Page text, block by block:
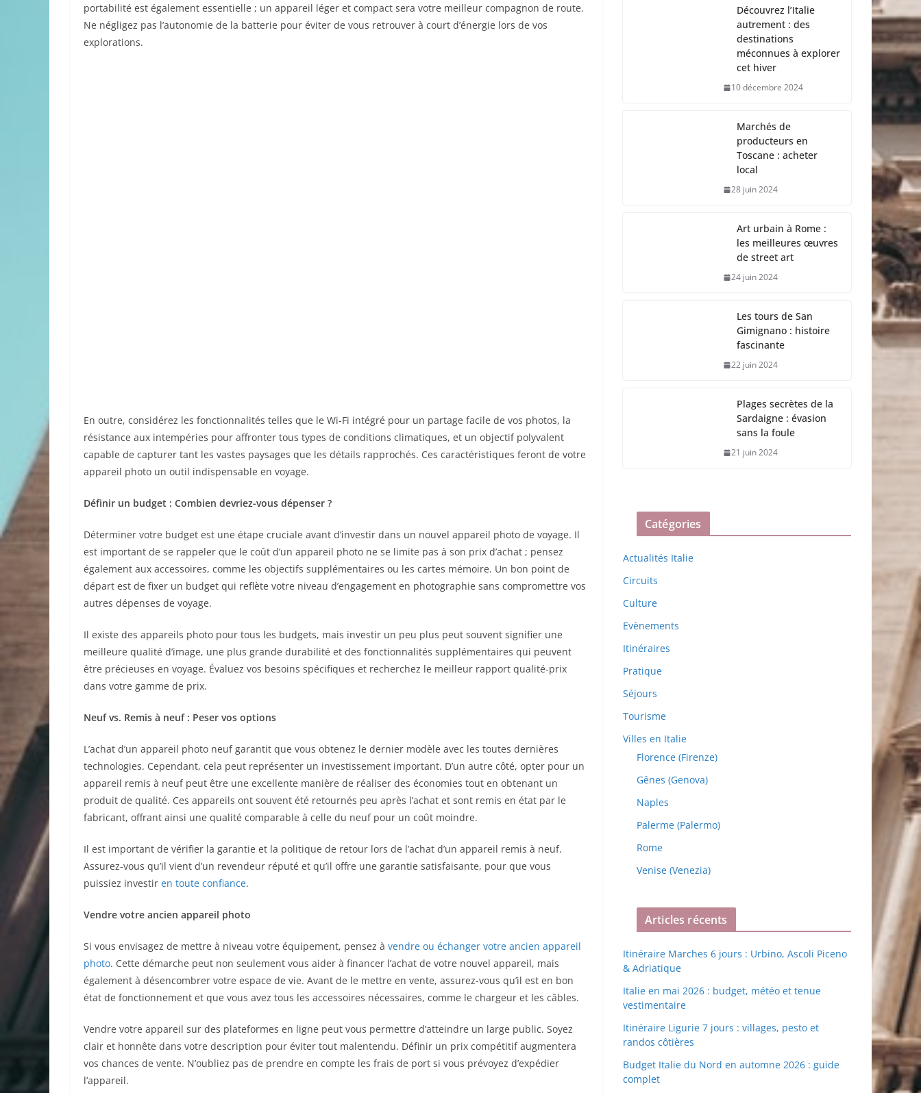
portabilité est également essentielle ; un appareil léger et compact sera votre meilleur compagnon de route.
Ne négligez pas l’autonomie de la batterie pour éviter de vous retrouver à court d’énergie lors de vos
explorations.
En outre, considérez les fonctionnalités telles que le Wi-Fi intégré pour un partage facile de vos photos, la
résistance aux intempéries pour affronter tous types de conditions climatiques, et un objectif polyvalent
capable de capturer tant les vastes paysages que les détails rapprochés. Ces caractéristiques feront de votre
appareil photo un outil indispensable en voyage.
Définir un budget : Combien devriez-vous dépenser ?
Déterminer votre budget est une étape cruciale avant d’investir dans un nouvel appareil photo de voyage. Il
est important de se rappeler que le coût d’un appareil photo ne se limite pas à son prix d’achat ; pensez
également aux accessoires, comme les objectifs supplémentaires ou les cartes mémoire. Un bon point de
départ est de fixer un budget qui reflète votre niveau d’engagement en photographie sans compromettre vos
autres dépenses de voyage.
Il existe des appareils photo pour tous les budgets, mais investir un peu plus peut souvent signifier une
meilleure qualité d’image, une plus grande durabilité et des fonctionnalités supplémentaires qui peuvent
être précieuses en voyage. Évaluez vos besoins spécifiques et recherchez le meilleur rapport qualité-prix
dans votre gamme de prix.
Neuf vs. Remis à neuf : Peser vos options
L’achat d’un appareil photo neuf garantit que vous obtenez le dernier modèle avec les toutes dernières
technologies. Cependant, cela peut représenter un investissement important. D’un autre côté, opter pour un
appareil remis à neuf peut être une excellente manière de réaliser des économies tout en obtenant un
produit de qualité. Ces appareils ont souvent été retournés peu après l’achat et sont remis en état par le
fabricant, offrant ainsi une qualité comparable à celle du neuf pour un coût moindre.
Il est important de vérifier la garantie et la politique de retour lors de l’achat d’un appareil remis à neuf.
Assurez-vous qu’il vient d’un revendeur réputé et qu’il offre une garantie satisfaisante, pour que vous
puissiez investir en toute confiance.
Vendre votre ancien appareil photo
Si vous envisagez de mettre à niveau votre équipement, pensez à vendre ou échanger votre ancien appareil
photo. Cette démarche peut non seulement vous aider à financer l’achat de votre nouvel appareil, mais
également à désencombrer votre espace de vie. Avant de le mettre en vente, assurez-vous qu’il est en bon
état de fonctionnement et que vous avez tous les accessoires nécessaires, comme le chargeur et les câbles.
Vendre votre appareil sur des plateformes en ligne peut vous permettre d’atteindre un large public. Soyez
clair et honnête dans votre description pour éviter tout malentendu. Définir un prix compétitif augmentera
vos chances de vente. N’oubliez pas de prendre en compte les frais de port si vous prévoyez d’expédier
l’appareil.
Découvrez l’Italie
autrement : des
destinations
méconnues à explorer
cet hiver
10 décembre 2024
Marchés de
producteurs en
Toscane : acheter
local
28 juin 2024
Art urbain à Rome :
les meilleures œuvres
de street art
24 juin 2024
Les tours de San
Gimignano : histoire
fascinante
22 juin 2024
Plages secrètes de la
Sardaigne : évasion
sans la foule
21 juin 2024
Catégories
Actualités Italie
Circuits
Culture
Evènements
Itinéraires
Pratique
Séjours
Tourisme
Villes en Italie
Florence (Firenze)
Gênes (Genova)
Naples
Palerme (Palermo)
Rome
Venise (Venezia)
Articles récents
Itinéraire Marches 6 jours : Urbino, Ascoli Piceno
& Adriatique
Italie en mai 2026 : budget, météo et tenue
vestimentaire
Itinéraire Ligurie 7 jours : villages, pesto et
randos côtières
Budget Italie du Nord en automne 2026 : guide
complet